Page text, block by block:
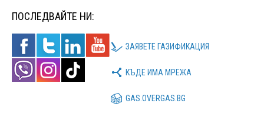
ПОСЛЕДВАЙТЕ НИ:
ЗАЯВЕТЕ ГАЗИФИКАЦИЯ
КЪДЕ ИМА МРЕЖА
GAS.OVERGAS.BG